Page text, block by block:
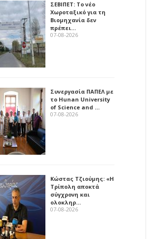
ΣΕΒΙΠΕΤ: Το νέο
Χωροταξικό για τη
Βιομηχανία δεν
πρέπει…
07-08-2026
Συνεργασία ΠΑΠΕΛ με
το Hunan University
of Science and …
07-08-2026
Κώστας Τζιούμης: «Η
Τρίπολη αποκτά
σύγχρονη και
ολοκληρ…
07-08-2026